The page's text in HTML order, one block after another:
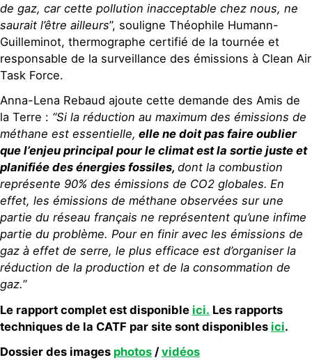
de gaz, car cette pollution inacceptable chez nous, ne
saurait l’être ailleurs”, souligne Théophile Humann-
Guilleminot, thermographe certifié de la tournée et
responsable de la surveillance des émissions à Clean Air
Task Force.
Anna-Lena Rebaud ajoute cette demande des Amis de
la Terre : “Si la réduction au maximum des émissions de
méthane est essentielle, elle ne doit pas faire oublier
que l’enjeu principal pour le climat est la sortie juste et
planifiée des énergies fossiles, dont la combustion
représente 90% des émissions de CO2 globales. En
effet, les émissions de méthane observées sur une
partie du réseau français ne représentent qu’une infime
partie du problème. Pour en finir avec les émissions de
gaz à effet de serre, le plus efficace est d’organiser la
réduction de la production et de la consommation de
gaz.”
Le rapport complet est disponible ici. Les rapports
techniques de la CATF par site sont disponibles ici.
Dossier des images photos / vidéos